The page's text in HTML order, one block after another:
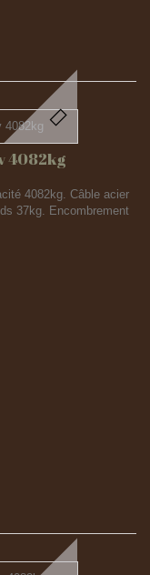
4082kg
4082kg. Câble acier
37kg. Encombrement